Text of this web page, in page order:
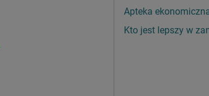
Apteka
Kto jest lepszy w